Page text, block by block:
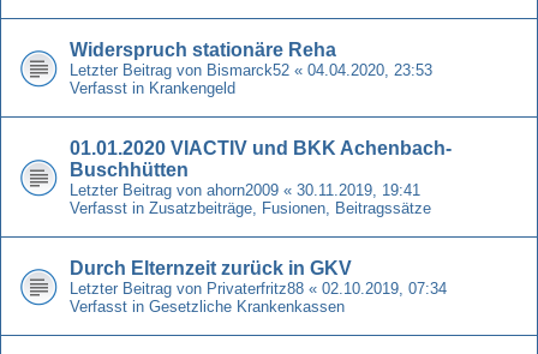
Widerspruch stationäre Reha
Letzter Beitrag von Bismarck52 « 04.04.2020, 23:53
Verfasst in Krankengeld
01.01.2020 VIACTIV und BKK Achenbach-
Buschhütten
Letzter Beitrag von ahorn2009 « 30.11.2019, 19:41
Verfasst in Zusatzbeiträge, Fusionen, Beitragssätze
Durch Elternzeit zurück in GKV
Letzter Beitrag von Privaterfritz88 « 02.10.2019, 07:34
Verfasst in Gesetzliche Krankenkassen